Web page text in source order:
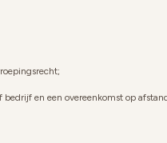
en een overeenkomst op